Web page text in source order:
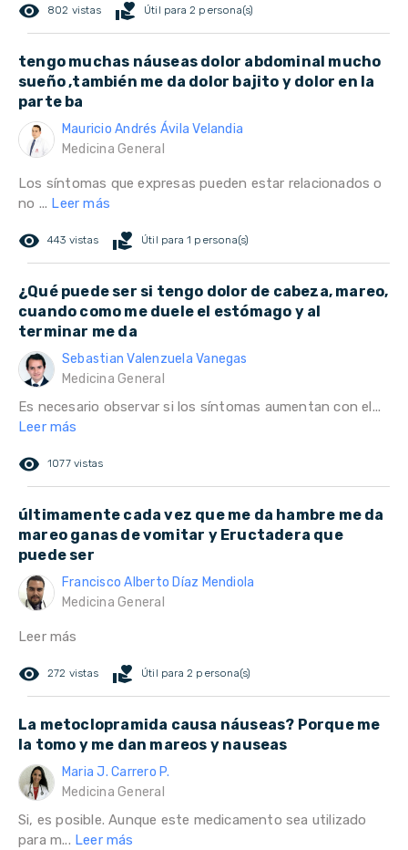
remove_red_eye 802 vistas volunteer_activism Útil para 2 persona(s)
tengo muchas náuseas dolor abdominal mucho
sueño ,también me da dolor bajito y dolor en la
parte ba
Mauricio Andrés Ávila Velandia
Medicina General
Los síntomas que expresas pueden estar relacionados o
no ... Leer más
remove_red_eye 443 vistas volunteer_activism Útil para 1 persona(s)
¿Qué puede ser si tengo dolor de cabeza, mareo,
cuando como me duele el estómago y al
terminar me da
Sebastian Valenzuela Vanegas
Medicina General
Es necesario observar si los síntomas aumentan con el...
Leer más
remove_red_eye 1077 vistas
últimamente cada vez que me da hambre me da
mareo ganas de vomitar y Eructadera que
puede ser
Francisco Alberto Díaz Mendiola
Medicina General
Leer más
remove_red_eye 272 vistas volunteer_activism Útil para 2 persona(s)
La metoclopramida causa náuseas? Porque me
la tomo y me dan mareos y nauseas
Maria J. Carrero P.
Medicina General
Si, es posible. Aunque este medicamento sea utilizado
para m... Leer más